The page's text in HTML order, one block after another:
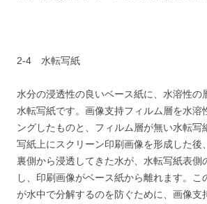
2-4 水転写紙
水分の浸透性の良いベース紙に、水溶性の
水転写紙です。画像支持フィルム層を水溶
ングしたものと、フィルム層が無い水転写
写紙上にスクリーン印刷画像を形成した後
裏側から浸透してきた水が、水転写紙表側
し、印刷画像がベース紙から離れます。こ
が水中で分解するのを防ぐために、画像支